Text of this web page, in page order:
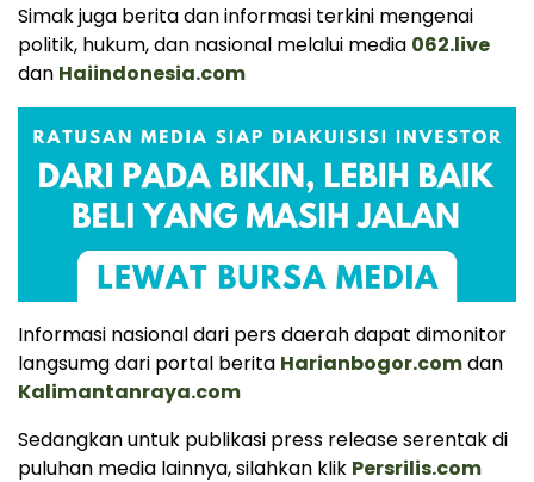
Simak juga berita dan informasi terkini mengenai
politik, hukum, dan nasional melalui media 062.live
dan Haiindonesia.com
Informasi nasional dari pers daerah dapat dimonitor
langsumg dari portal berita Harianbogor.comdan
Kalimantanraya.com
Sedangkan untuk publikasi press release serentak di
puluhan media lainnya, silahkan klik Persrilis.com